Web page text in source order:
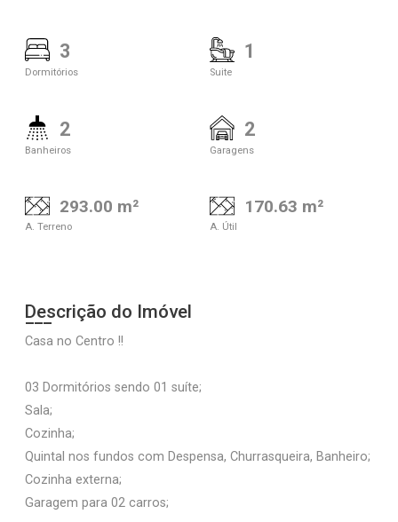
3
Dormitórios
1
Suite
2
Banheiros
2
Garagens
293.00 m²
A. Terreno
170.63 m²
A. Útil
Descrição do Imóvel
Casa no Centro !!
03 Dormitórios sendo 01 suíte;
Sala;
Cozinha;
Quintal nos fundos com Despensa, Churrasqueira, Banheiro;
Cozinha externa;
Garagem para 02 carros;